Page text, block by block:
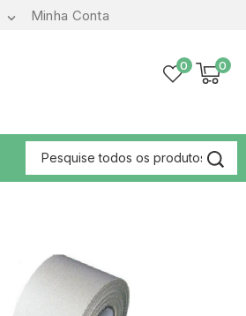
Minha Conta

0
0